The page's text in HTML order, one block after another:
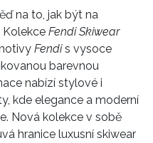
na to, jak být na
Kolekce Fendi Skiwear
Fendis vysoce
barevnou
nabízí stylové i
kde elegance a moderní
Nová kolekce v sobě
hranice luxusní skiwear